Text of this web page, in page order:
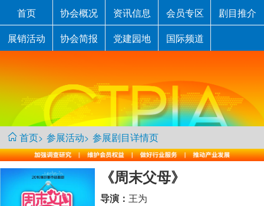
首页 协会概况 资讯信息 会员专区
剧目推介
展销活动
协会简报 党建园地 国际频道
首页> 参展活动> 参展剧目详情页
《周末父母》
导演： 王为